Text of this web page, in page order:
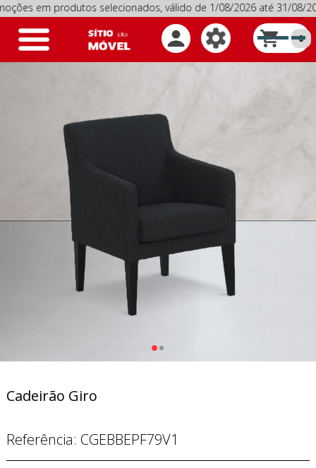
em produtos selecionados, válido de 1/08/2026 até 31/08/
Toggle
navigation 0
Cadeirão Giro
Referência: CGEBBEPF79V1